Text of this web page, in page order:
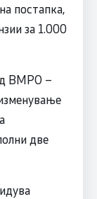
постапка,
за 1.000
ВМРО –
две